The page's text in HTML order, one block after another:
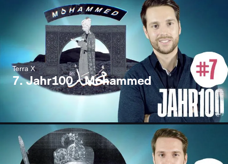
Terra X
7. Jahr100 - Mohammed